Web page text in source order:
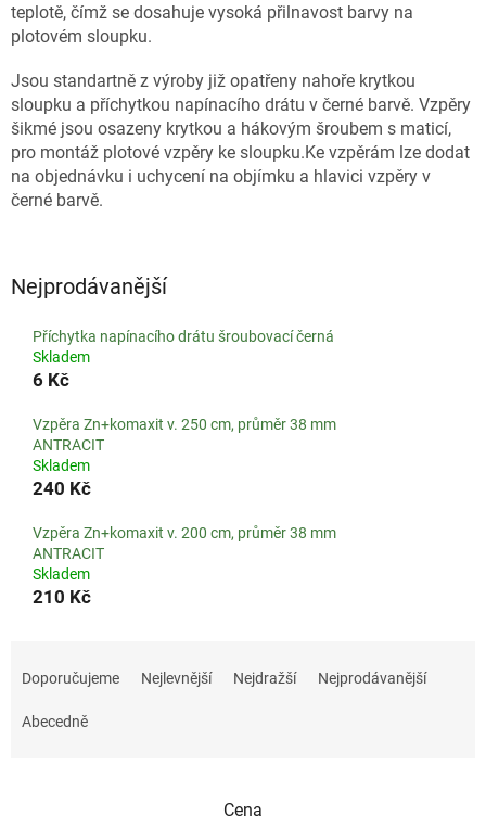
teplotě, čímž se dosahuje vysoká přilnavost barvy na
plotovém sloupku.
Jsou standartně z výroby již opatřeny nahoře krytkou
sloupku a příchytkou napínacího drátu v černé barvě. Vzpěry
šikmé jsou osazeny krytkou a hákovým šroubem s maticí,
pro montáž plotové vzpěry ke sloupku.Ke vzpěrám lze dodat
na objednávku i uchycení na objímku a hlavici vzpěry v
černé barvě.
Nejprodávanější
Příchytka napínacího drátu šroubovací černá
Skladem
6 Kč
Vzpěra Zn+komaxit v. 250 cm, průměr 38 mm
ANTRACIT
Skladem
240 Kč
Vzpěra Zn+komaxit v. 200 cm, průměr 38 mm
ANTRACIT
Skladem
210 Kč
Doporučujeme Nejlevnější Nejdražší Nejprodávanější
Abecedně
Cena